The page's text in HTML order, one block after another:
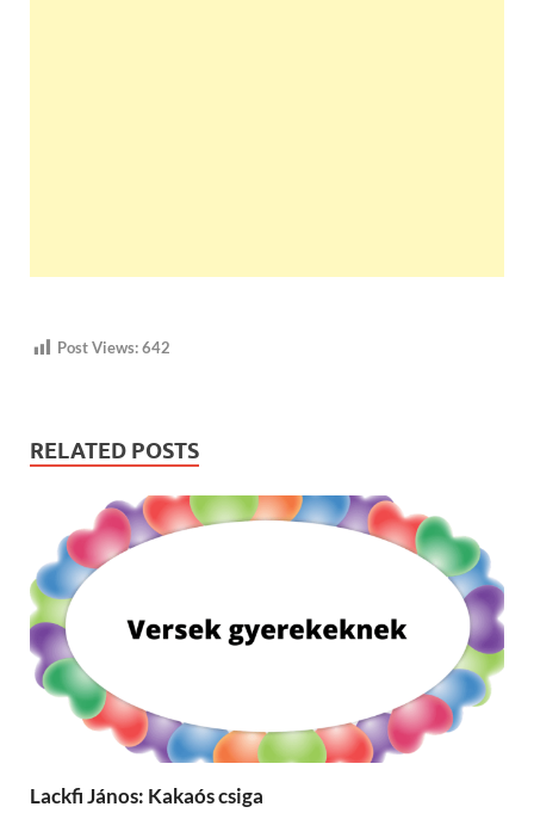
Post Views:642
RELATED POSTS
Lackfi János: Kakaós csiga